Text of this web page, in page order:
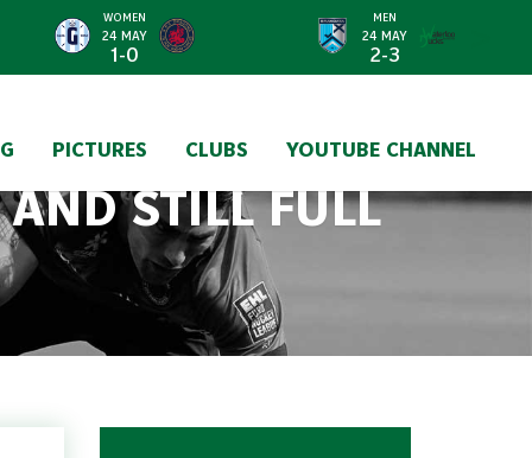
WOMEN
24 MAY
1-0
MEN
24 MAY
2-3
PICTURES CLUBS YOUTUBE CHANNEL
STILL FULL